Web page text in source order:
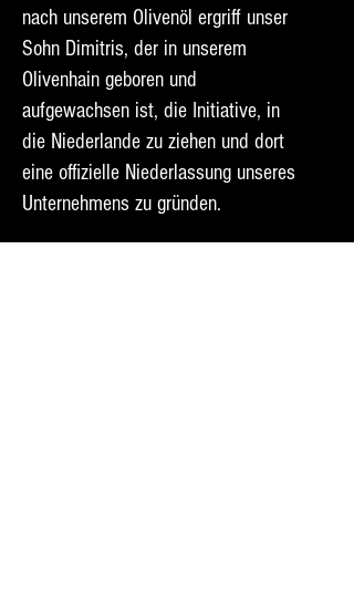
nach unserem Olivenöl ergriff unser
Sohn Dimitris, der in unserem
Olivenhain geboren und
aufgewachsen ist, die Initiative, in
die Niederlande zu ziehen und dort
eine offizielle Niederlassung unseres
Unternehmens zu gründen.